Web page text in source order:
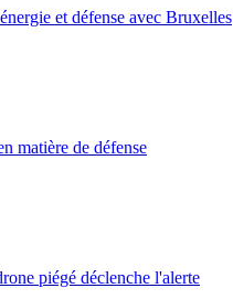
et défense avec Bruxelles
matière de défense
piégé déclenche l'alerte